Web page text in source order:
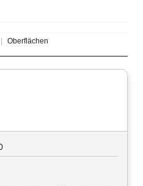
Oberflächen